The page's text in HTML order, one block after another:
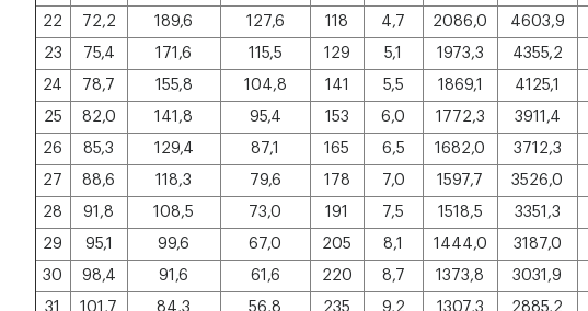
22
72,2 189,6 127,6 118 4,7 2086,0 4603,9
23
75,4 171,6 115,5 129 5,1 1973,3 4355,2
24
78,7 155,8 104,8 141 5,5 1869,1 4125,1
25
82,0 141,8 95,4 153 6,0 1772,3 3911,4
26
85,3 129,4 87,1 165 6,5 1682,0 3712,3
27
88,6 118,3 79,6 178 7,0 1597,7 3526,0
28
91,8 108,5 73,0 191 7,5 1518,5 3351,3
29
95,1 99,6 67,0 205 8,1 1444,0 3187,0
30
98,4 91,6 61,6 220 8,7 1373,8 3031,9
31
101,7 84,3 56,8 235 9,2 1307,3 2885,2